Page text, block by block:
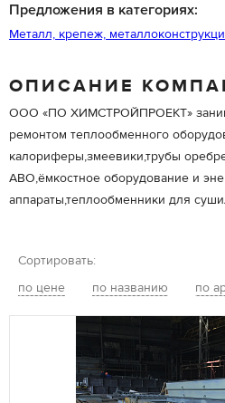
Предложения в категориях:
Металл, крепеж,
ОПИСАНИЕ
ООО «ПО ХИМСТРОЙПРОЕКТ»
ремонтом теплообменного
калориферы,змеевики,трубы
АВО,ёмкостное оборудование и
аппараты,теплообменники для
Сортировать:
по цене
по названию по